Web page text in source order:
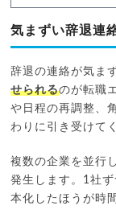
気まずい辞退連
辞退の連絡が気ま
せられるのが転職
や日程の再調整、
わりに引き受けて
複数の企業を並行
発生します。1社
本化したほうが時